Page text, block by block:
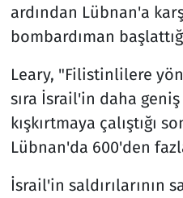
ardından Lübnan'a
bombardıman
Leary, "Filistinlilere
sıra İsrail'in daha geniş
kışkırtmaya çalıştığı
Lübnan'da 600'den
İsrail'in saldırılarının